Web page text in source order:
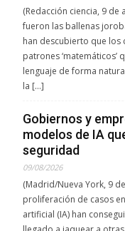
(Redacción ciencia, 9 de
fueron las ballenas
han descubierto que los
patrones ‘matemáticos’
lenguaje de forma
la […]
Gobiernos y
modelos de IA
seguridad
09/08/2026
(Madrid/Nueva York, 9
proliferación de casos
artificial (IA) han